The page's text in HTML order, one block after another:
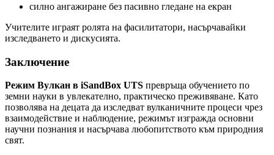
силно ангажиране без пасивно гледане на екран
Учителите играят ролята на фасилитатори, насърчавайки
изследването и дискусията.
Заключение
Режим Вулкан в iSandBox UTS превръща обучението по
земни науки в увлекателно, практическо преживяване. Като
позволява на децата да изследват вулканичните процеси чрез
взаимодействие и наблюдение, режимът изгражда основни
научни познания и насърчава любопитството към природния
свят.